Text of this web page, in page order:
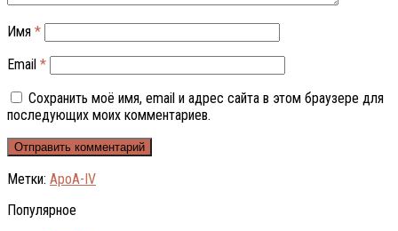
Имя *
Email *
Сохранить моё имя, email и адрес сайта в этом браузере для
последующих моих комментариев.
Метки: ApoA-IV
Популярное